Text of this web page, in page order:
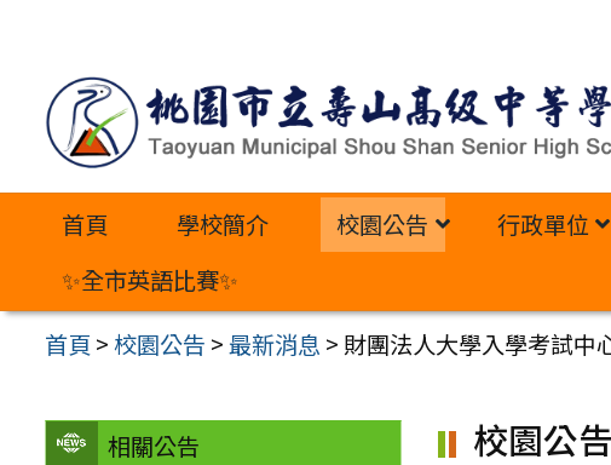
內
首頁 學校簡介 校園公告 行政單位
✨全市英語比賽✨
首頁 >校園公告 >最新消息 > 財團法人大學入學考試中
相關公告 校園公告